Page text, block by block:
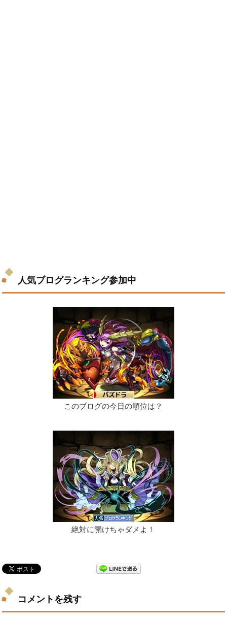
人気ブログランキング参加中
このブログの今日の順位は？
絶対に開けちゃダメよ！
コメントを残す